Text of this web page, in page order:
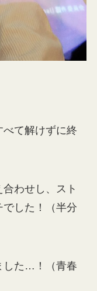
て解けずに終
わせし、スト
した！（半分
した…！（青春